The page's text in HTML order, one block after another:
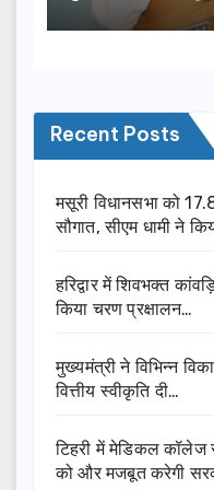
Recent Posts
मसूरी विधानसभा को
सौगात, सीएम धामी ने
हरिद्वार में शिवभक्त
किया चरण प्रक्षालन…
मुख्यमंत्री ने विभिन्न
वित्तीय स्वीकृति दी…
टिहरी में मेडिकल कॉलेज
को और मजबूत करेगी